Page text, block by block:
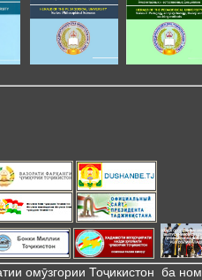
омӯзгории Тоҷикистон ба